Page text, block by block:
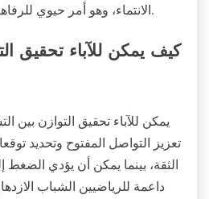
الانتماء، وهو أمر حيوي للرفاهية العاطفية في الرياضة.
كيف يمكن للآباء تحقيق
يمكن للآباء تحقيق التوازن
تعزيز التواصل المفتوح وتحديد
الثقة، بينما يمكن أن يؤدي الضغط
داعمة للرياضيين الشباب